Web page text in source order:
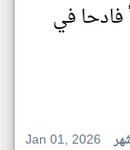
في
Jan 01, 2026